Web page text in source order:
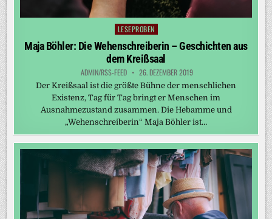
Posted
LESEPROBEN
Maja Böhler: Die Wehenschreiberin – Geschichten aus
dem Kreißsaal
ADMIN/RSS-FEED 26. DEZEMBER 2019
Der Kreißsaal ist die größte Bühne der menschlichen
Existenz, Tag für Tag bringt er Menschen im
Ausnahmezustand zusammen. Die Hebamme und
„Wehenschreiberin“ Maja Böhler ist…